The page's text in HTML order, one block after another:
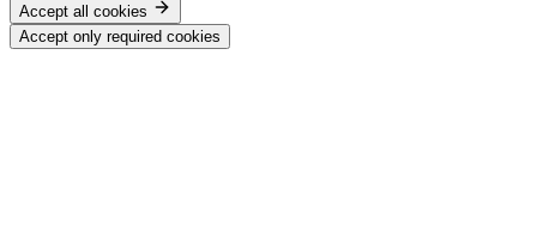
Accept all cookies
Accept only required cookies